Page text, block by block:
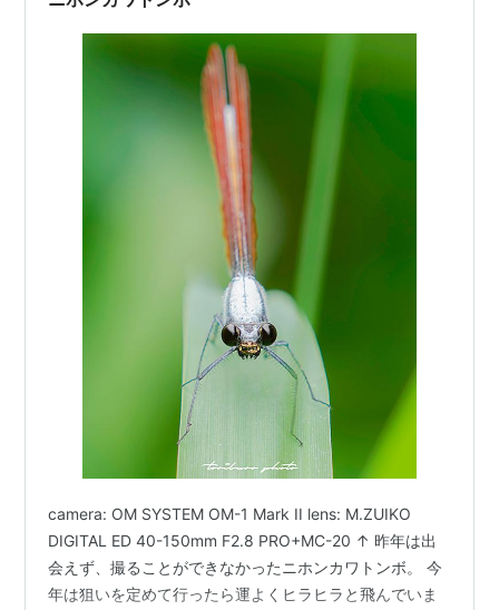
camera: OM SYSTEM OM-1 Mark II lens: M.ZUIKO
DIGITAL ED 40-150mm F2.8 PRO+MC-20 ↑ 昨年は出
会えず、撮ることができなかったニホンカワトンボ。 今
年は狙いを定めて行ったら運よくヒラヒラと飛んでいま